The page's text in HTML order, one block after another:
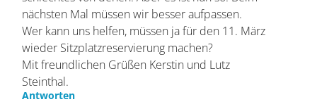
gesehen, wollten nie mit Ryanair fliegen. Man
hört nur schlechtes von denen. Aber es ist nun
so. Beim nächsten Mal müssen wir besser
aufpassen.
Wer kann uns helfen, müssen ja für den 11. März
wieder Sitzplatzreservierung machen?